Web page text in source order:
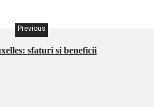
Previous
sfaturi si beneficii